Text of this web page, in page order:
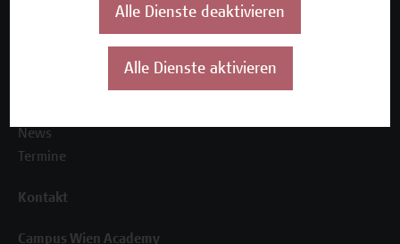
Die Campus Wien Academy
Referenzen und Partner*innen
News
Termine
Kontakt
Campus Wien Academy
Alle Dienste deaktivieren
Alle Dienste aktivieren